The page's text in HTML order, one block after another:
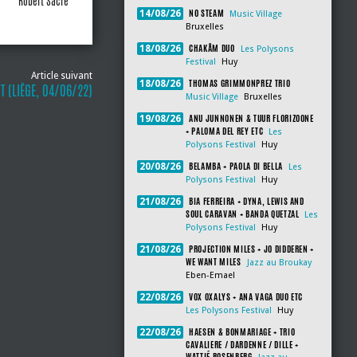
Article suivant
(LIÈGE, 04/06/22)
14/08/26 NO STEAM
Music Village
Bruxelles
18/08/26 CHAKÂM DUO
Les Polysons
Festival
Huy
18/08/26 THOMAS GRIMMONPREZ TRIO
Music Village Bruxelles
19/08/26
ANU JUNNONEN & TUUR FLORIZOONE
+ PALOMA DEL REY ETC
Les
Polysons Festival
Huy
20/08/26 BELAMBA + PAOLA DI BELLA
Les
Polysons Festival
Huy
21/08/26
BIA FERREIRA + DYNA, LEWIS AND
SOUL CARAVAN + BANDA QUETZAL
Les
Polysons Festival
Huy
21/08/26
PROJECTION MILES + JO DIDDEREN +
WE WANT MILES
Jazz au Broukay
Eben-Emael
22/08/26 VOX OXALYS + ANA VAGA DUO ETC
Les Polysons Festival Huy
22/08/26
HAESEN & BONMARIAGE + TRIO
CAVALIERE / DARDENNE / DILLE +